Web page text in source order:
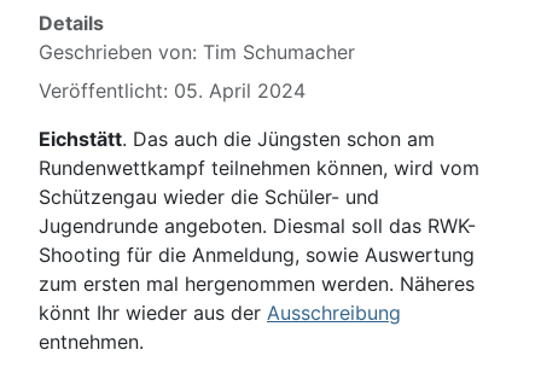
Details
Geschrieben von: Tim Schumacher
Veröffentlicht: 05. April 2024
Eichstätt. Das auch die Jüngsten schon am
Rundenwettkampf teilnehmen können, wird vom
Schützengau wieder die Schüler- und
Jugendrunde angeboten. Diesmal soll das RWK-
Shooting für die Anmeldung, sowie Auswertung
zum ersten mal hergenommen werden. Näheres
könnt Ihr wieder aus der Ausschreibung
entnehmen.